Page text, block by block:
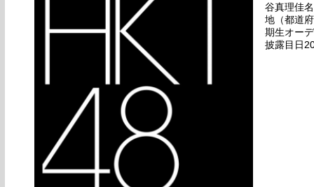
谷真理佳
地（都道
期生オー
披露目日